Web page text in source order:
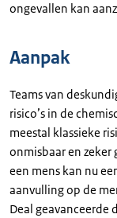
ongevallen kan
Aanpak
Teams van
risico’s in de
meestal klassieke
onmisbaar en
een mens kan nu
aanvulling op de
Deal